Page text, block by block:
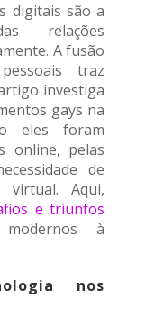
digitais são a
relações
A fusão
traz
investiga
gays na
eles foram
online, pelas
de
virtual. Aqui,
e triunfos
modernos à
nos